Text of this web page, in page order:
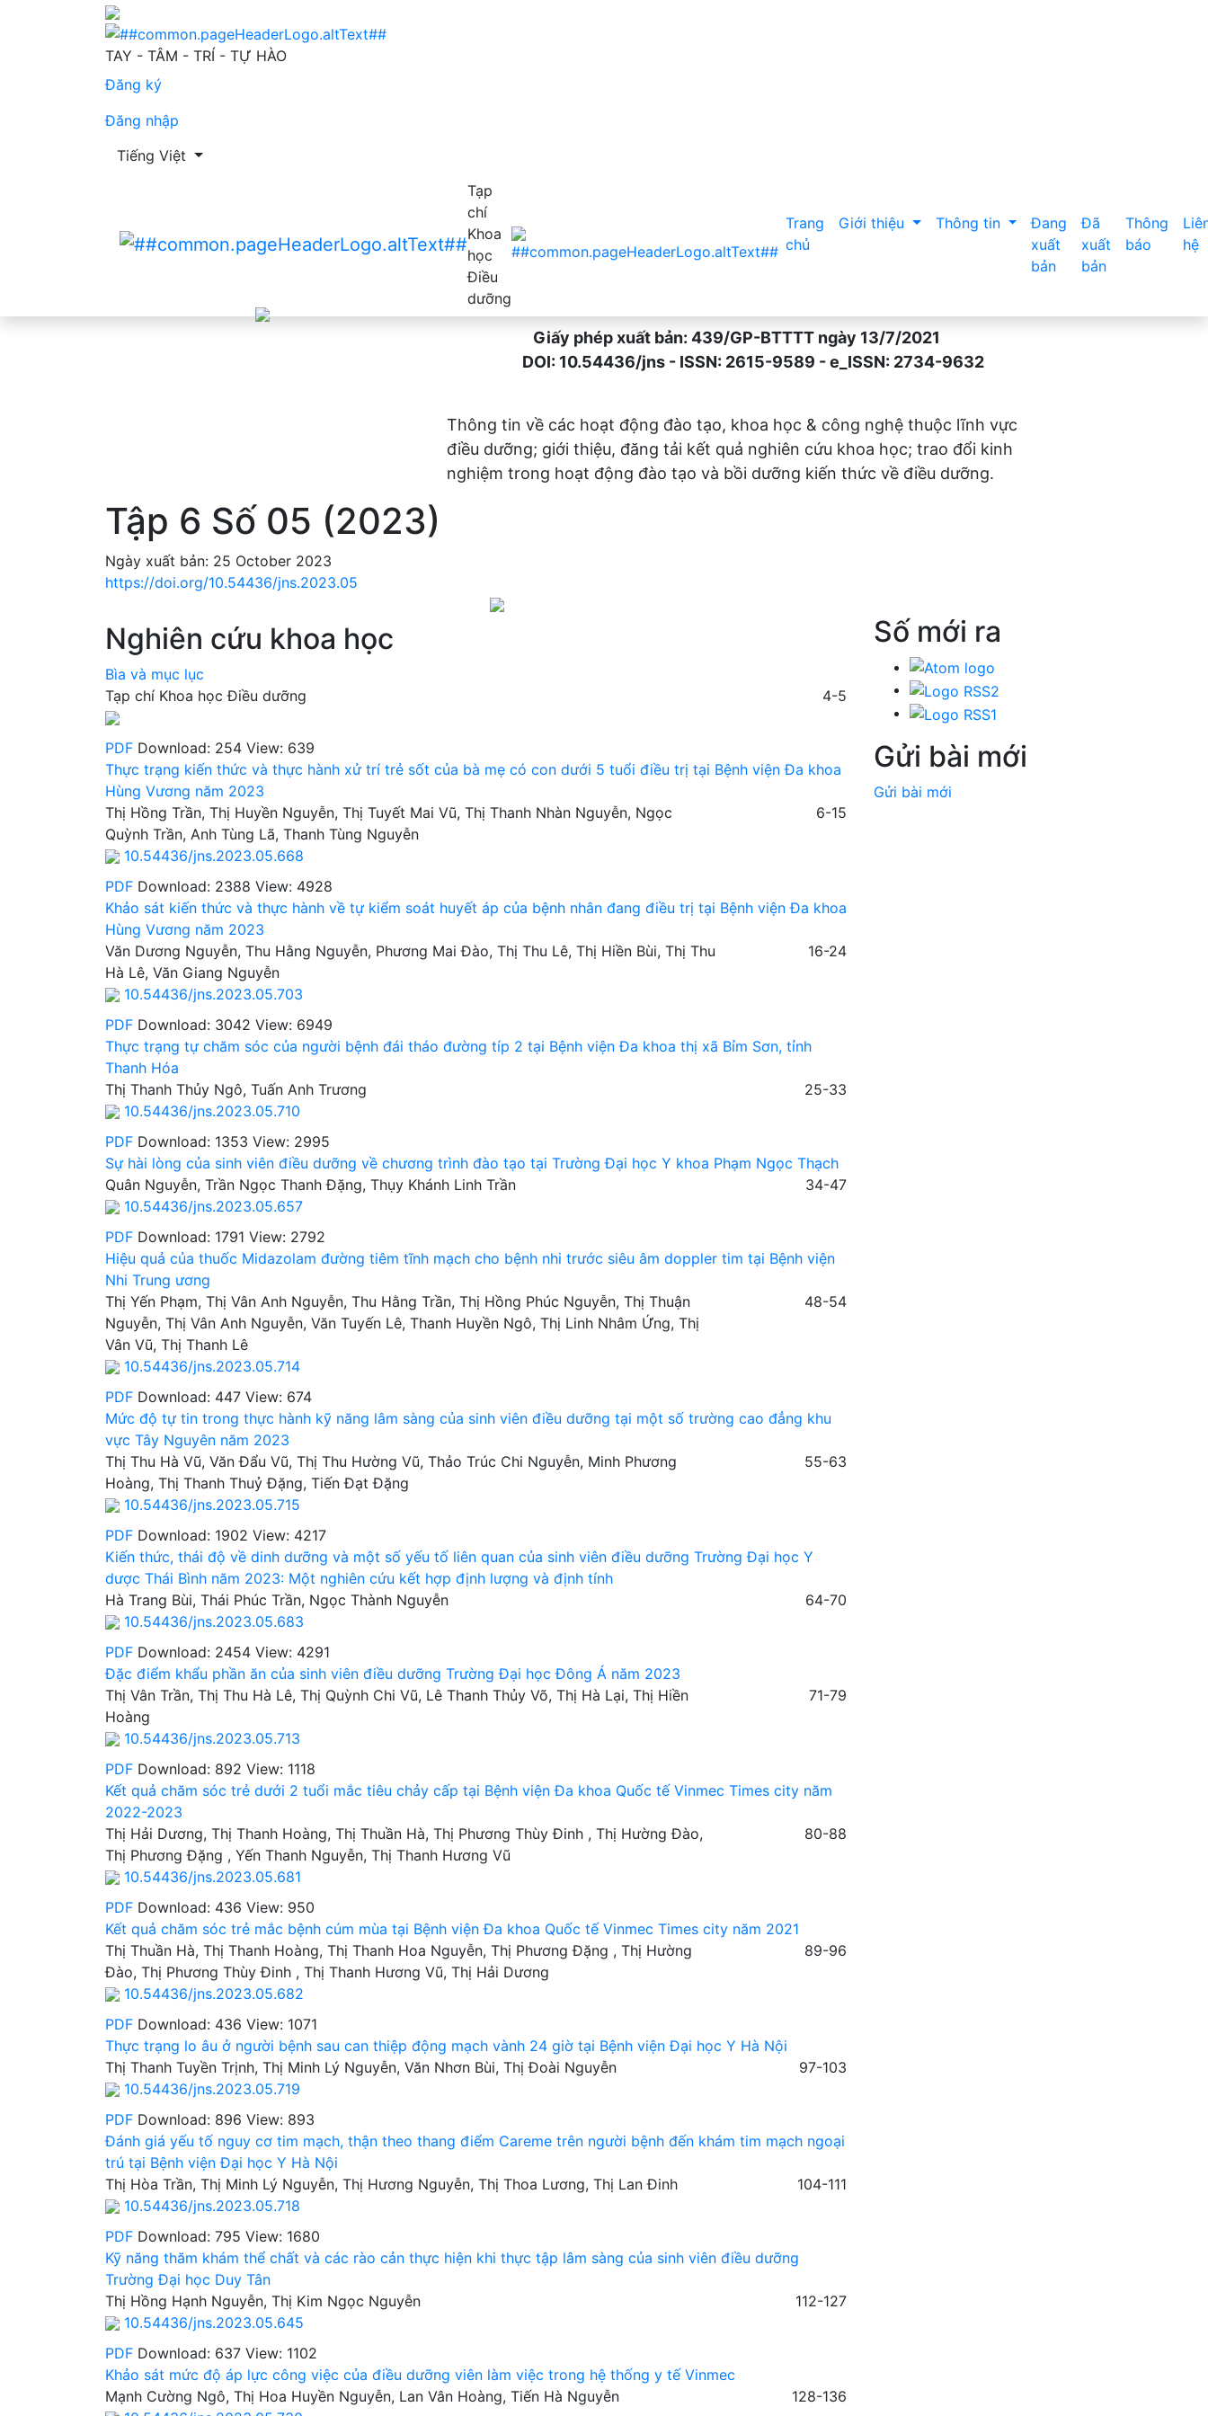
Tập 6 Số 05 (2023)
TAY - TÂM - TRÍ - TỰ HÀO
Đăng ký
Đăng nhập
Thay đổi ngôn ngữ. Ngôn ngữ hiện tại là:
Tiếng Việt
Tạp
chí
Khoa
học
Điều
dưỡng
Trang
chủ
Giới thiệu Thông tin
Đang
xuất
bản
Đã
xuất
bản
Thông
báo
hệ
Giấy phép xuất bản: 439/GP-BTTTT ngày 13/7/2021
DOI: 10.54436/jns - ISSN: 2615-9589 - e_ISSN: 2734-9632
Thông tin về các hoạt động đào tạo, khoa học & công nghệ thuộc lĩnh vực
điều dưỡng; giới thiệu, đăng tải kết quả nghiên cứu khoa học; trao đổi kinh
nghiệm trong hoạt động đào tạo và bồi dưỡng kiến thức về điều dưỡng.
Tập 6 Số 05 (2023)
Ngày xuất bản: 25 October 2023
https://doi.org/10.54436/jns.2023.05
Nghiên cứu khoa học
Bìa và mục lục
Tạp chí Khoa học Điều dưỡng
4-5
PDF Download: 254 View: 639
Thực trạng kiến thức và thực hành xử trí trẻ sốt của bà mẹ có con dưới 5 tuổi điều trị tại Bệnh viện Đa khoa
Hùng Vương năm 2023
Thị Hồng Trần, Thị Huyền Nguyễn, Thị Tuyết Mai Vũ, Thị Thanh Nhàn Nguyễn, Ngọc
Quỳnh Trần, Anh Tùng Lã, Thanh Tùng Nguyễn
6-15
10.54436/jns.2023.05.668
PDF Download: 2388 View: 4928
Khảo sát kiến thức và thực hành về tự kiểm soát huyết áp của bệnh nhân đang điều trị tại Bệnh viện Đa khoa
Hùng Vương năm 2023
Văn Dương Nguyễn, Thu Hằng Nguyễn, Phương Mai Đào, Thị Thu Lê, Thị Hiền Bùi, Thị Thu
Hà Lê, Văn Giang Nguyễn
16-24
10.54436/jns.2023.05.703
PDF Download: 3042 View: 6949
Thực trạng tự chăm sóc của người bệnh đái tháo đường típ 2 tại Bệnh viện Đa khoa thị xã Bỉm Sơn, tỉnh
Thanh Hóa
Thị Thanh Thủy Ngô, Tuấn Anh Trương
25-33
10.54436/jns.2023.05.710
PDF Download: 1353 View: 2995
Sự hài lòng của sinh viên điều dưỡng về chương trình đào tạo tại Trường Đại học Y khoa Phạm Ngọc Thạch
Quân Nguyễn, Trần Ngọc Thanh Đặng, Thụy Khánh Linh Trần
34-47
10.54436/jns.2023.05.657
PDF Download: 1791 View: 2792
Hiệu quả của thuốc Midazolam đường tiêm tĩnh mạch cho bệnh nhi trước siêu âm doppler tim tại Bệnh viện
Nhi Trung ương
Thị Yến Phạm, Thị Vân Anh Nguyễn, Thu Hằng Trần, Thị Hồng Phúc Nguyễn, Thị Thuận
Nguyễn, Thị Vân Anh Nguyễn, Văn Tuyến Lê, Thanh Huyền Ngô, Thị Linh Nhâm Ứng, Thị
Vân Vũ, Thị Thanh Lê
48-54
10.54436/jns.2023.05.714
PDF Download: 447 View: 674
Mức độ tự tin trong thực hành kỹ năng lâm sàng của sinh viên điều dưỡng tại một số trường cao đẳng khu
vực Tây Nguyên năm 2023
Thị Thu Hà Vũ, Văn Đẩu Vũ, Thị Thu Hường Vũ, Thảo Trúc Chi Nguyễn, Minh Phương
Hoàng, Thị Thanh Thuỷ Đặng, Tiến Đạt Đặng
55-63
10.54436/jns.2023.05.715
PDF Download: 1902 View: 4217
Kiến thức, thái độ về dinh dưỡng và một số yếu tố liên quan của sinh viên điều dưỡng Trường Đại học Y
dược Thái Bình năm 2023: Một nghiên cứu kết hợp định lượng và định tính
Hà Trang Bùi, Thái Phúc Trần, Ngọc Thành Nguyễn
64-70
10.54436/jns.2023.05.683
PDF Download: 2454 View: 4291
Đặc điểm khẩu phần ăn của sinh viên điều dưỡng Trường Đại học Đông Á năm 2023
Thị Vân Trần, Thị Thu Hà Lê, Thị Quỳnh Chi Vũ, Lê Thanh Thủy Võ, Thị Hà Lại, Thị Hiền
Hoàng
71-79
10.54436/jns.2023.05.713
PDF Download: 892 View: 1118
Kết quả chăm sóc trẻ dưới 2 tuổi mắc tiêu chảy cấp tại Bệnh viện Đa khoa Quốc tế Vinmec Times city năm
2022-2023
Thị Hải Dương, Thị Thanh Hoàng, Thị Thuần Hà, Thị Phương Thùy Đinh , Thị Hường Đào,
Thị Phương Đặng , Yến Thanh Nguyễn, Thị Thanh Hương Vũ
80-88
10.54436/jns.2023.05.681
PDF Download: 436 View: 950
Kết quả chăm sóc trẻ mắc bệnh cúm mùa tại Bệnh viện Đa khoa Quốc tế Vinmec Times city năm 2021
Thị Thuần Hà, Thị Thanh Hoàng, Thị Thanh Hoa Nguyễn, Thị Phương Đặng , Thị Hường
Đào, Thị Phương Thùy Đinh , Thị Thanh Hương Vũ, Thị Hải Dương
89-96
10.54436/jns.2023.05.682
PDF Download: 436 View: 1071
Thực trạng lo âu ở người bệnh sau can thiệp động mạch vành 24 giờ tại Bệnh viện Đại học Y Hà Nội
Thị Thanh Tuyền Trịnh, Thị Minh Lý Nguyễn, Văn Nhơn Bùi, Thị Đoài Nguyễn
97-103
10.54436/jns.2023.05.719
PDF Download: 896 View: 893
Đánh giá yếu tố nguy cơ tim mạch, thận theo thang điểm Careme trên người bệnh đến khám tim mạch ngoại
trú tại Bệnh viện Đại học Y Hà Nội
Thị Hòa Trần, Thị Minh Lý Nguyễn, Thị Hương Nguyễn, Thị Thoa Lương, Thị Lan Đinh
104-111
10.54436/jns.2023.05.718
PDF Download: 795 View: 1680
Kỹ năng thăm khám thể chất và các rào cản thực hiện khi thực tập lâm sàng của sinh viên điều dưỡng
Trường Đại học Duy Tân
Thị Hồng Hạnh Nguyễn, Thị Kim Ngọc Nguyễn
112-127
10.54436/jns.2023.05.645
PDF Download: 637 View: 1102
Khảo sát mức độ áp lực công việc của điều dưỡng viên làm việc trong hệ thống y tế Vinmec
Mạnh Cường Ngô, Thị Hoa Huyền Nguyễn, Lan Vân Hoàng, Tiến Hà Nguyễn
128-136
Số mới ra
Gửi bài mới
Gửi bài mới